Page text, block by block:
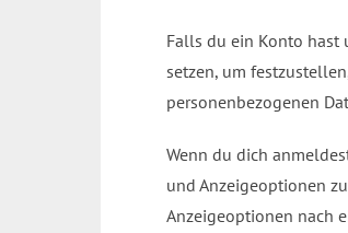
Falls du ein Konto hast
setzen, um
personenbezogenen
Wenn du dich
und Anzeigeoptionen
Anzeigeoptionen nach